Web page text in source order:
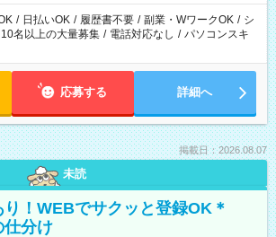
/ 日払いOK / 履歴書不要 / 副業・WワークOK / シ
10名以上の大量募集 / 電話対応なし / パソコンスキ
応募する 詳細へ
掲載日：2026.08.07
未読
！WEBでサクッと登録OK＊
仕分け